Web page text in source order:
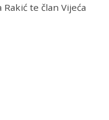
te član Vijeća